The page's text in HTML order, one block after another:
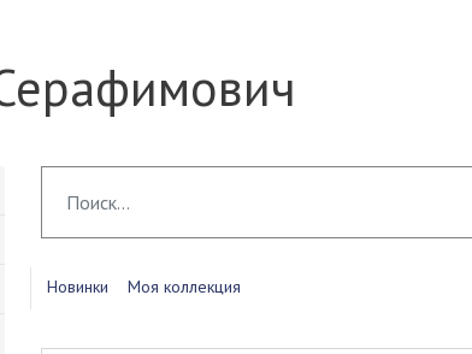
Новинки Моя коллекция